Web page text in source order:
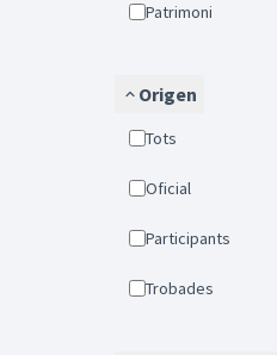
Patrimoni
Origen
Tots
Oficial
Participants
Trobades